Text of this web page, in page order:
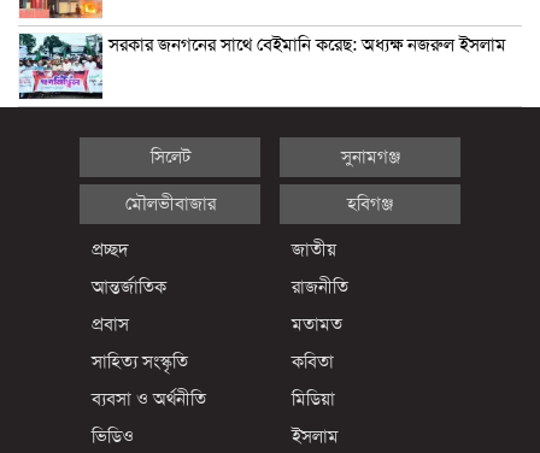
সরকার জনগনের সাথে বেইমানি করেছ: অধ্যক্ষ নজরুল ইসলাম
সিলেট সুনামগঞ্জ
মৌলভীবাজার হবিগঞ্জ
প্রচ্ছদ
জাতীয়
আন্তর্জাতিক
রাজনীতি
প্রবাস
মতামত
সাহিত্য সংস্কৃতি
কবিতা
ব্যবসা ও অর্থনীতি
মিডিয়া
ভিডিও
ইসলাম